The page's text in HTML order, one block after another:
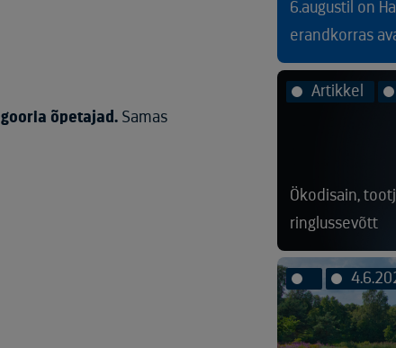
õpetajad. Samas
6.augustil on
erandkorras
Artikkel
Ökodisain,
ringlussevõtt